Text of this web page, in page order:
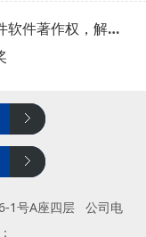
微生物菌种资源开发的新范式
1号A座四层 公司电